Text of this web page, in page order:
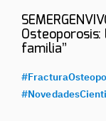
familia”